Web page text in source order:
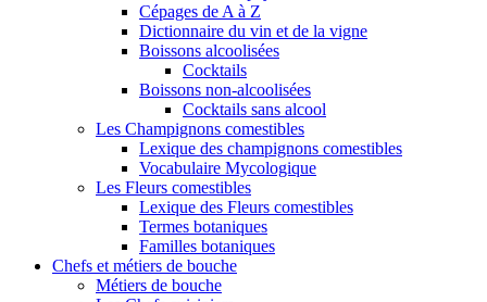
Cépages de A à Z
Dictionnaire du vin et de la vigne
Boissons alcoolisées
Cocktails
Boissons non-alcoolisées
Cocktails sans alcool
Les Champignons comestibles
Lexique des champignons comestibles
Vocabulaire Mycologique
Les Fleurs comestibles
Lexique des Fleurs comestibles
Termes botaniques
Familles botaniques
Chefs et métiers de bouche
Métiers de bouche